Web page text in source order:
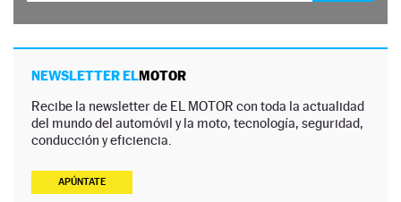
NEWSLETTER ELMOTOR
Recibe la newsletter de EL MOTOR con toda la actualidad
del mundo del automóvil y la moto, tecnología, seguridad,
conducción y eficiencia.
APÚNTATE